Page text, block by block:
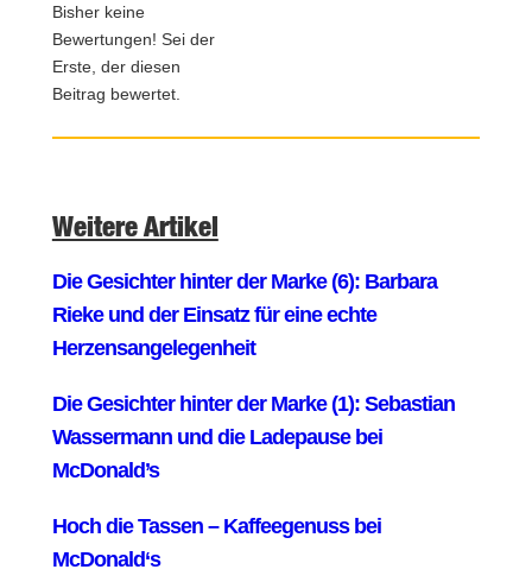
Bisher keine
Bewertungen! Sei der
Erste, der diesen
Beitrag bewertet.
Weitere Artikel